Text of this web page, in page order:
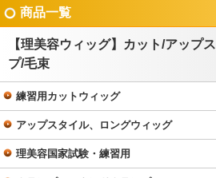
商品一覧
【理美容ウィッグ】カット/アップ
プ/毛束
練習用カットウィッグ
アップスタイル、ロングウィッグ
理美容国家試験・練習用